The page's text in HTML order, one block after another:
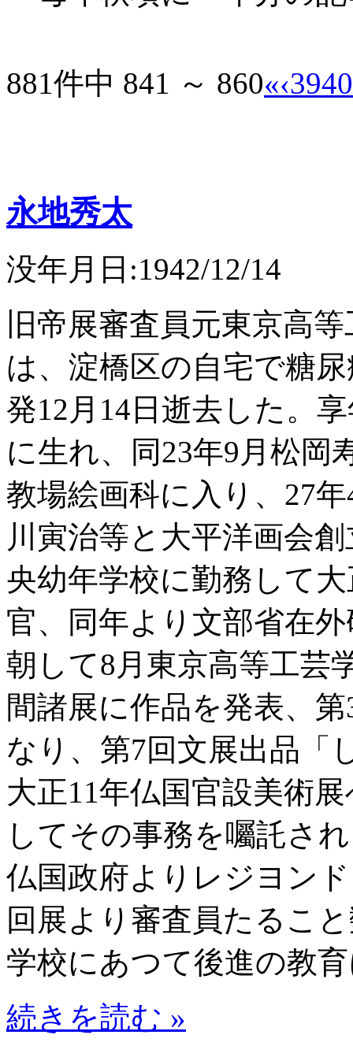
881件中 841 ～ 860«‹3940
永地秀太
没年月日:1942/12/14
旧帝展審査員元東京高
は、淀橋区の自宅で糖
発12月14日逝去した。
に生れ、同23年9月松岡
教場絵画科に入り、27
川寅治等と大平洋画会
央幼年学校に勤務して
官、同年より文部省在
朝して8月東京高等工芸
間諸展に作品を発表、
なり、第7回文展出品「
大正11年仏国官設美術
してその事務を囑託さ
仏国政府よりレジヨン
回展より審査員たるこ
学校にあつて後進の教
続きを読む »